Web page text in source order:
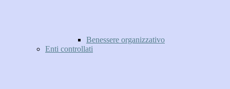
Benessere organizzativo
Enti controllati